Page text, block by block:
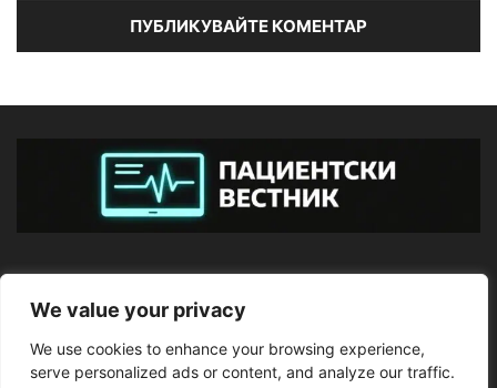
We value your privacy
We use cookies to enhance your browsing experience,
serve personalized ads or content, and analyze our traffic.
ПОСЛЕДВАЙТЕ НИ